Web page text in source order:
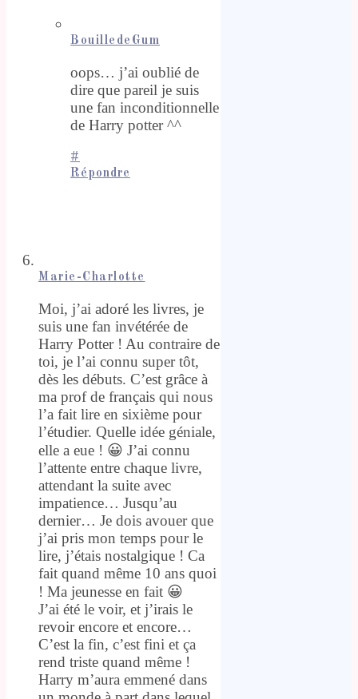
BouilledeGum
oops… j’ai oublié de
dire que pareil je suis
une fan inconditionnelle
de Harry potter ^^
#
Répondre
Marie-Charlotte
Moi, j’ai adoré les livres, je
suis une fan invétérée de
Harry Potter ! Au contraire de
toi, je l’ai connu super tôt,
dès les débuts. C’est grâce à
ma prof de français qui nous
l’a fait lire en sixième pour
l’étudier. Quelle idée géniale,
elle a eue ! 😀 J’ai connu
l’attente entre chaque livre,
attendant la suite avec
impatience… Jusqu’au
dernier… Je dois avouer que
j’ai pris mon temps pour le
lire, j’étais nostalgique ! Ca
fait quand même 10 ans quoi
! Ma jeunesse en fait 😀
J’ai été le voir, et j’irais le
revoir encore et encore…
C’est la fin, c’est fini et ça
rend triste quand même !
Harry m’aura emmené dans